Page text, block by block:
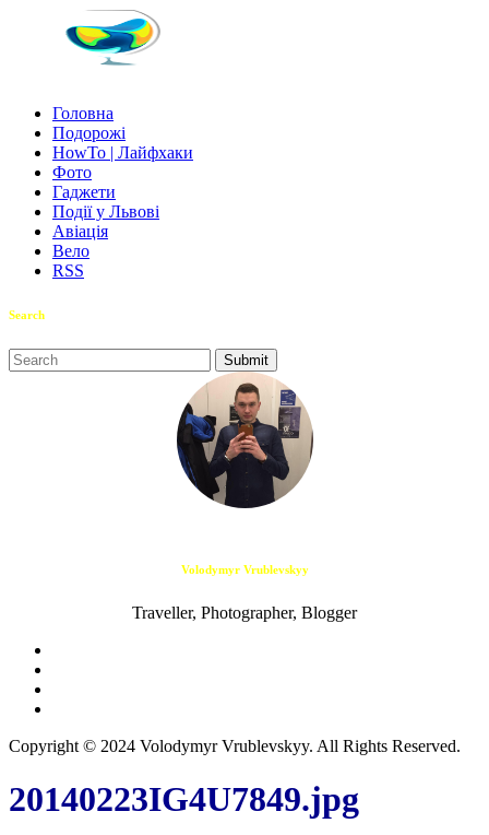
Головна
Подорожі
HowTo | Лайфхаки
Фото
Гаджети
Події у Львові
Авіація
Вело
RSS
Search
Volodymyr Vrublevskyy
Traveller, Photographer, Blogger
Copyright © 2024 Volodymyr Vrublevskyy. All Rights Reserved.
20140223IG4U7849.jpg